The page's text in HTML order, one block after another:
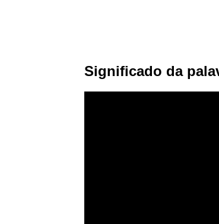
Significado da